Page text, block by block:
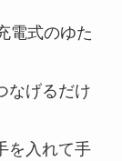
電式のゆた
なげるだけ
を入れて手